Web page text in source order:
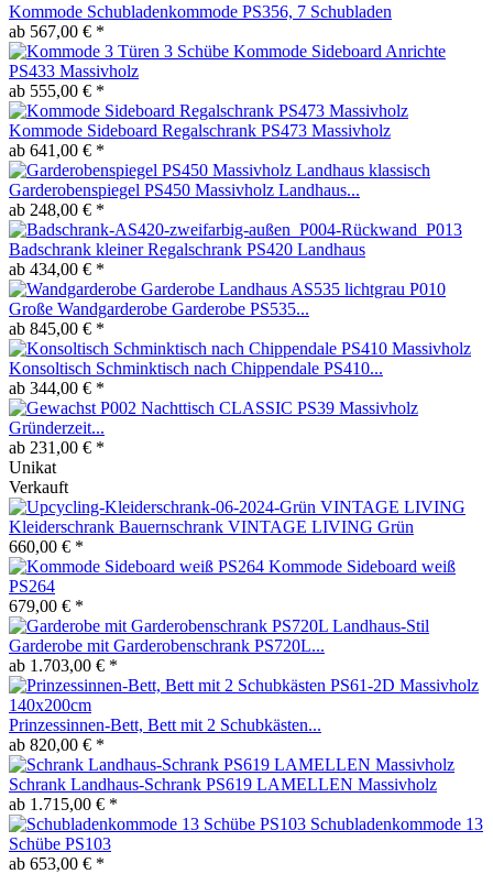
Kommode Schubladenkommode PS356, 7 Schubladen
ab 567,00 € *
Kommode Sideboard Anrichte
PS433 Massivholz
ab 555,00 € *
Kommode Sideboard Regalschrank PS473 Massivholz
ab 641,00 € *
Garderobenspiegel PS450 Massivholz Landhaus...
ab 248,00 € *
Badschrank kleiner Regalschrank PS420 Landhaus
ab 434,00 € *
Große Wandgarderobe Garderobe PS535...
ab 845,00 € *
Konsoltisch Schminktisch nach Chippendale PS410...
ab 344,00 € *
Nachttisch CLASSIC PS39 Massivholz
Gründerzeit...
ab 231,00 € *
Unikat
Verkauft
Kleiderschrank Bauernschrank VINTAGE LIVING Grün
660,00 € *
Kommode Sideboard weiß
PS264
679,00 € *
Garderobe mit Garderobenschrank PS720L...
ab 1.703,00 € *
Prinzessinnen-Bett, Bett mit 2 Schubkästen...
ab 820,00 € *
Schrank Landhaus-Schrank PS619 LAMELLEN Massivholz
ab 1.715,00 € *
Schubladenkommode 13
Schübe PS103
ab 653,00 € *